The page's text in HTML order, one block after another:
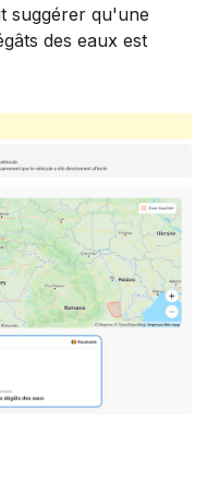
suggérer qu'une
des eaux est